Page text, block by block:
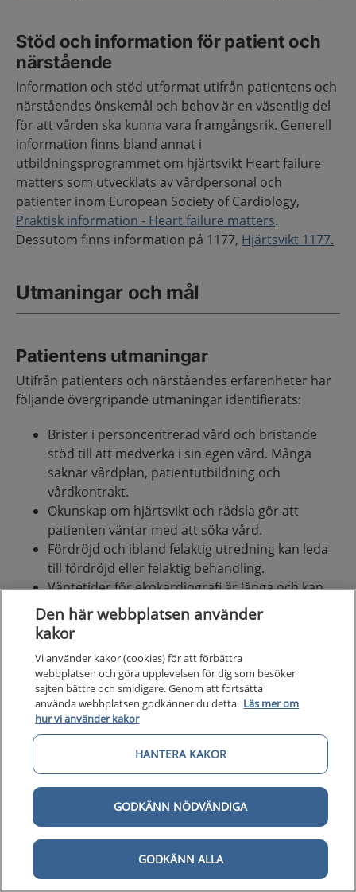
Stöd och information för patient och
närstående
Information och stöd utformat utifrån patientens och
närståendes önskemål och behov är en väsentlig del
för att vården ska kunna vara framgångsrik. Generell
information finns bland annat i
utbildningsprogrammet om hjärtsvikt Heart failure
matters som utvecklats av vårdpersonal och
patienter inom European Society of Cardiology,
Praktisk information - Heart failure matters.
Dessutom finns information på 1177, Hjärtsvikt 1177.
Utmaningar och mål
Patientens utmaningar
Utifrån patienters och närståendes erfarenheter har
följande övergripande utmaningar identifierats:
Brister i personcentrerad vård och bristande
stöd till att medverka i sin egen vård. Många
saknar vårdplan, patientutbildning och
vårdkontrakt.
Okunskap om hjärtsvikt och rädsla gör att
patienten väntar med att söka vård.
Fördröjd och ibland felaktig utredning kan leda
till fördröjd eller felaktig behandling.
Väntetider för ekokardiografi är långa och kan
medföra försämring av hjärtsvikten och oro.
Brister i följsamhet till riktlinjer avseende
behandling.
Nulägesbeskrivning av patienters
erfarenheter
Figur 2 är en grafisk presentation av i nuläget vanligt
förekommande erfarenheter av hälso- och sjukvården
hos personer med hjärtsvikt.
Kolumn ett beskriver känslor och erfarenheter
som patienterna berättar att de vanligtvis är
Den här webbplatsen använder
kakor
Vi använder kakor (cookies) för att förbättra
webbplatsen och göra upplevelsen för dig som besöker
sajten bättre och smidigare. Genom att fortsätta
använda webbplatsen godkänner du detta. Läs mer om
hur vi använder kakor
HANTERA KAKOR
GODKÄNN NÖDVÄNDIGA
GODKÄNN ALLA